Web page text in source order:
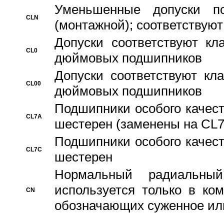
CLN
Уменьшенные
(монтажной);
CL0
Допуски соответствуют
дюймовых подшипников
CL00
Допуски соответствуют
дюймовых подшипников
CL7A
Подшипники особого
шестерен (заменены на
CL7C
Подшипники особого
шестерен
CN
Hормальный
используется только в
обозначающих суженное